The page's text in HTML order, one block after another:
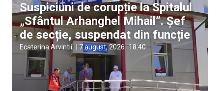
Suspiciuni de corupție la Spitalul
„Sfântul Arhanghel Mihail”. Șef
de secție, suspendat din funcție
Ecaterina Arvintii 7 august, 2026 18:40